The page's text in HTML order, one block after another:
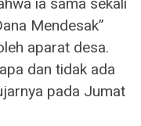
Mendesak”
aparat desa.
dan tidak ada
pada Jumat